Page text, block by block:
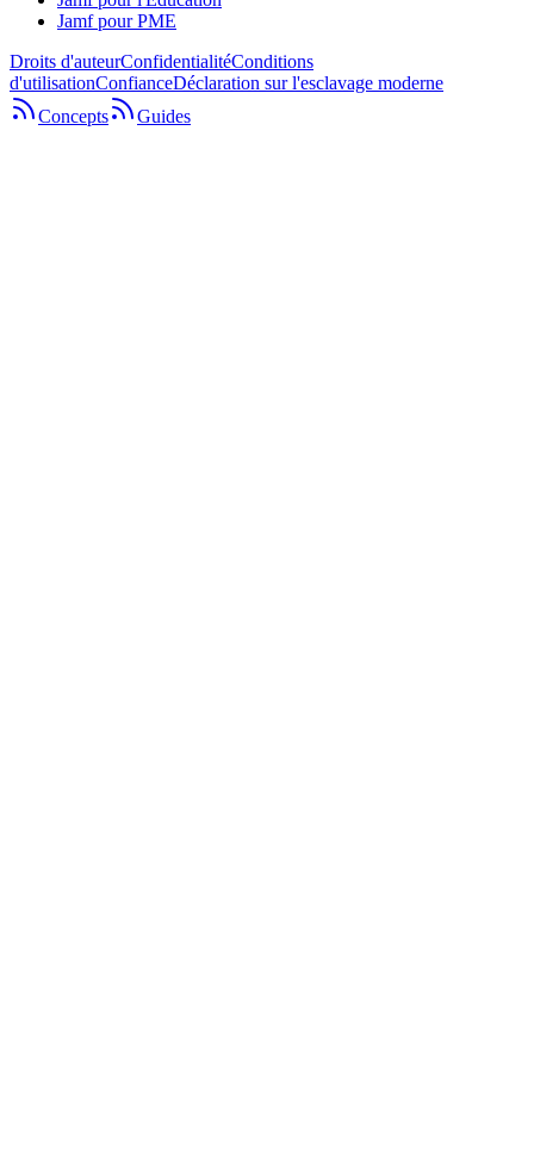
Jamf pour PME
Droits d'auteurConfidentialitéConditions
d'utilisationConfianceDéclaration sur l'esclavage moderne
Concepts
Guides